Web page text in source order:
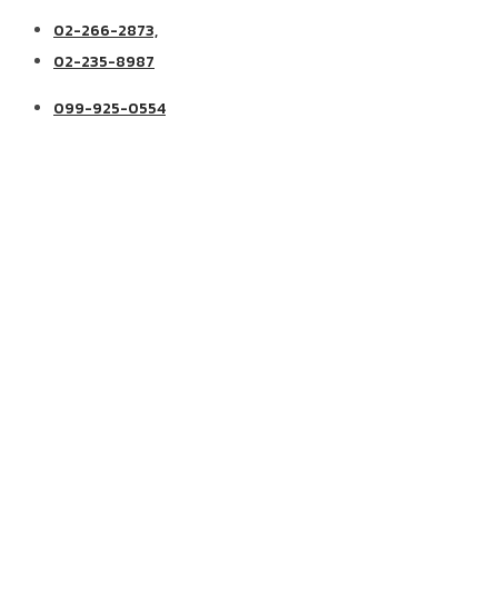
02-266-2873,
02-235-8987
099-925-0554